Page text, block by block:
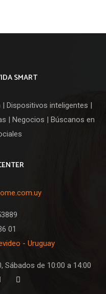
SMART
Dispositivos inteligentes |
| Negocios | Búscanos en
01
- Uruguay
Sábados de 10:00 a 14:00